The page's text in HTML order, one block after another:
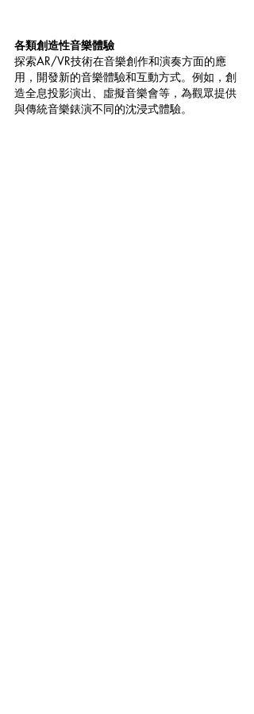
各類創造性音樂體驗
探索AR/VR技術在音樂創作和演奏方面的應
用，開發新的音樂體驗和互動方式。例如，創
造全息投影演出、虛擬音樂會等，為觀眾提供
與傳統音樂錶演不同的沈浸式體驗。